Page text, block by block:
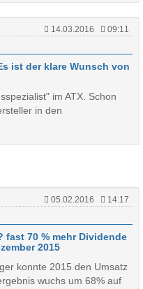
14.03.2016
09:11
ist der klare Wunsch von
im ATX. Schon
in den
05.02.2016
14:17
fast 70 % mehr Dividende
2015
konnte 2015 den Umsatz
wuchs um 68% auf